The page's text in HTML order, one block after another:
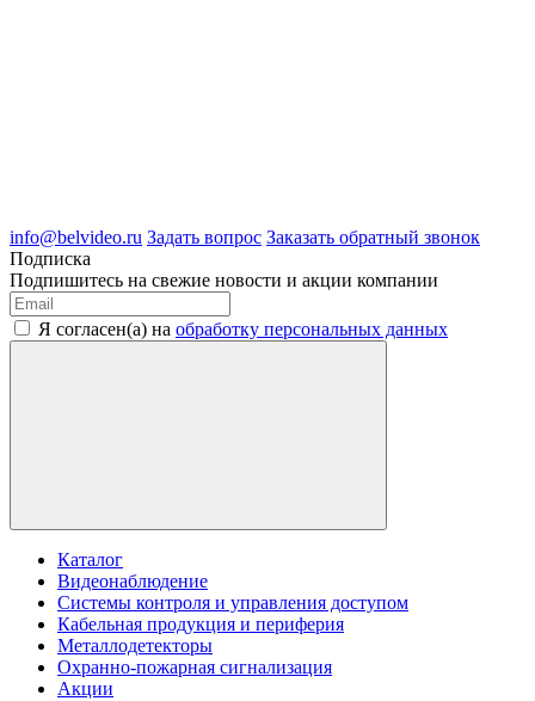
info@belvideo.ru Задать вопрос Заказать обратный звонок
Подписка
Подпишитесь на свежие новости и акции компании
Я согласен(а) на обработку персональных данных
Каталог
Видеонаблюдение
Системы контроля и управления доступом
Кабельная продукция и периферия
Металлодетекторы
Охранно-пожарная сигнализация
Акции